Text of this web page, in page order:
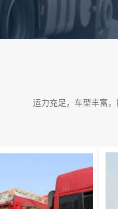
运力充足，车型丰富